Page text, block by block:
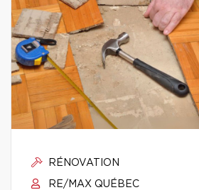
RÉNOVATION
RE/MAX QUÉBEC